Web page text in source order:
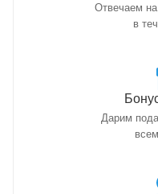
Отвечаем
в
Дарим